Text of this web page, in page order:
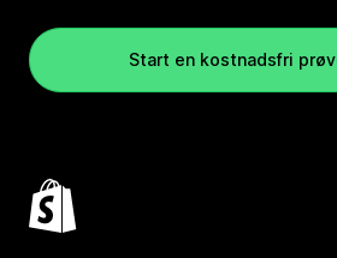
Start en kostnadsfri